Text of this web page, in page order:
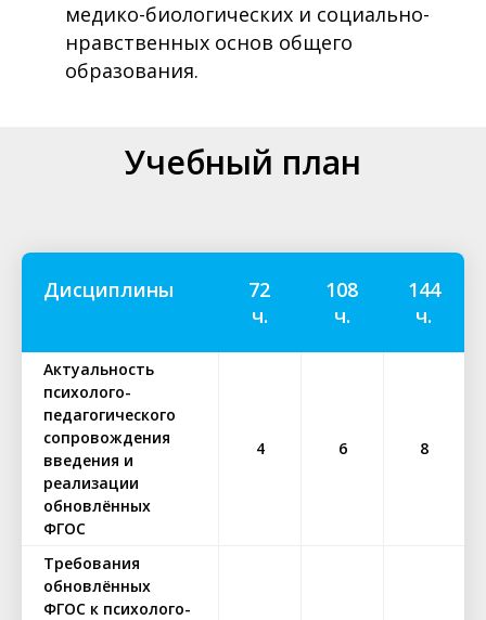
медико-биологических и социально-
нравственных основ общего
образования.
Учебный план
Дисциплины
72
ч.
108
ч.
144
ч.
Актуальность
психолого-
педагогического
сопровождения
введения и
реализации
обновлённых
ФГОС
4 6 8
Требования
обновлённых
ФГОС к психолого-